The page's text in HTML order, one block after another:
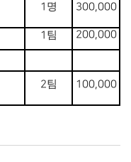
1 명 300,000
1 팀 200,000
2팀 100,000